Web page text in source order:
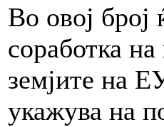
Во овој број
соработка
земјите на
укажува на